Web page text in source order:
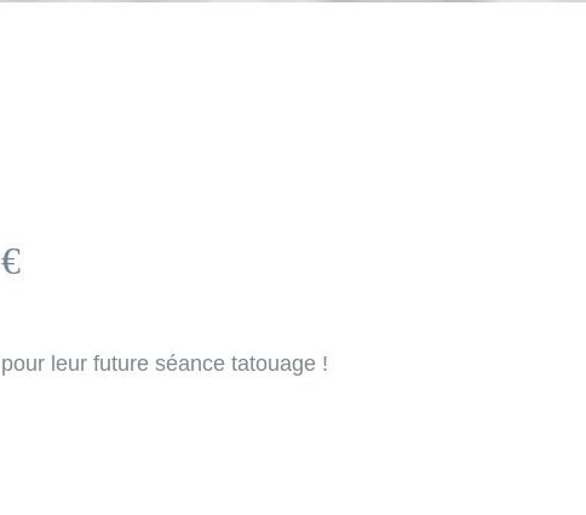
leur future séance tatouage !